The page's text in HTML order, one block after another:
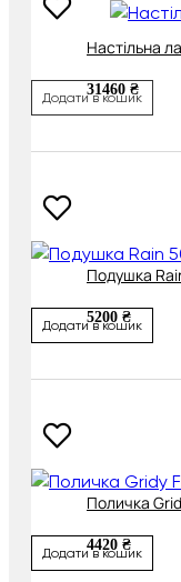
Настільна
31460 ₴
Додати в кошик
Подушка
5200 ₴
Додати в кошик
Поличка
4420 ₴
Додати в кошик